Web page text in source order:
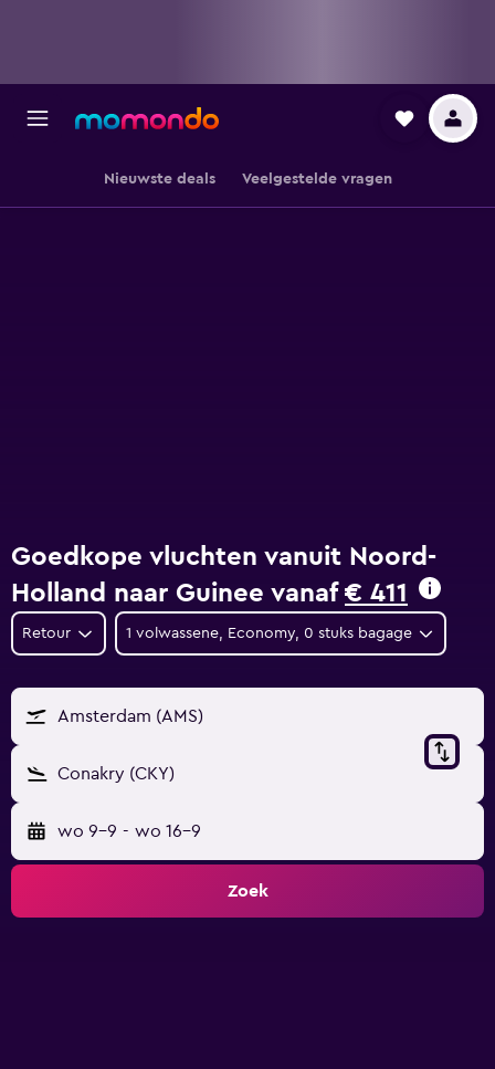
Nieuwste deals Veelgestelde vragen
Goedkope vluchten vanuit Noord-
Holland naar Guinee vanaf € 411
Retour 1 volwassene, Economy, 0 stuks bagage
Amsterdam (AMS)
Conakry (CKY)
wo 9-9 - wo 16-9
Zoek